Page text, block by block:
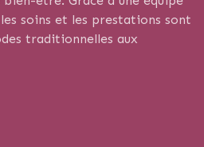
soins et les prestations sont
traditionnelles aux